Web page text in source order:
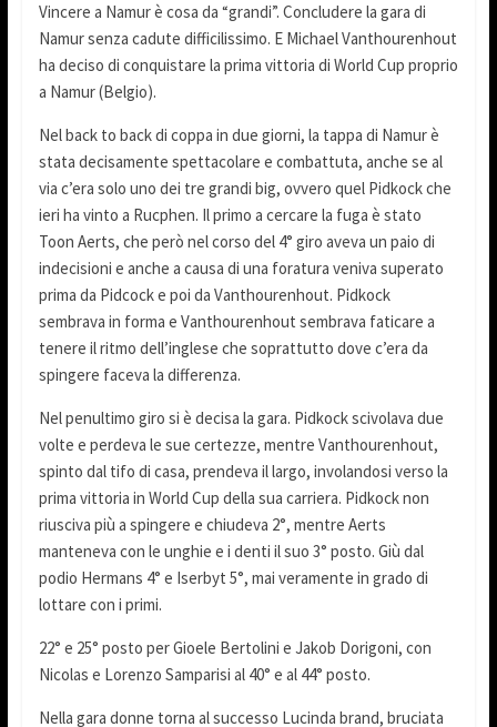
Vincere a Namur è cosa da “grandi”. Concludere la gara di
Namur senza cadute difficilissimo. E Michael Vanthourenhout
ha deciso di conquistare la prima vittoria di World Cup proprio
a Namur (Belgio).
Nel back to back di coppa in due giorni, la tappa di Namur è
stata decisamente spettacolare e combattuta, anche se al
via c’era solo uno dei tre grandi big, ovvero quel Pidkock che
ieri ha vinto a Rucphen. Il primo a cercare la fuga è stato
Toon Aerts, che però nel corso del 4° giro aveva un paio di
indecisioni e anche a causa di una foratura veniva superato
prima da Pidcock e poi da Vanthourenhout. Pidkock
sembrava in forma e Vanthourenhout sembrava faticare a
tenere il ritmo dell’inglese che soprattutto dove c’era da
spingere faceva la differenza.
Nel penultimo giro si è decisa la gara. Pidkock scivolava due
volte e perdeva le sue certezze, mentre Vanthourenhout,
spinto dal tifo di casa, prendeva il largo, involandosi verso la
prima vittoria in World Cup della sua carriera. Pidkock non
riusciva più a spingere e chiudeva 2°, mentre Aerts
manteneva con le unghie e i denti il suo 3° posto. Giù dal
podio Hermans 4° e Iserbyt 5°, mai veramente in grado di
lottare con i primi.
22° e 25° posto per Gioele Bertolini e Jakob Dorigoni, con
Nicolas e Lorenzo Samparisi al 40° e al 44° posto.
Nella gara donne torna al successo Lucinda brand, bruciata